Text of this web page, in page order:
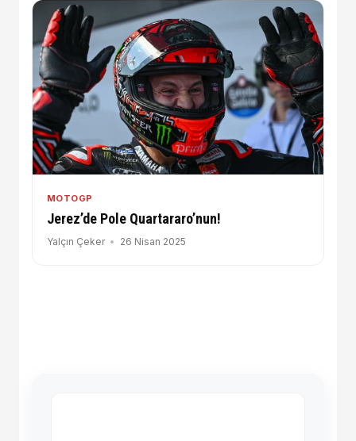
MOTOGP
Jerez’de Pole Quartararo’nun!
Yalçın Çeker 26 Nisan 2025